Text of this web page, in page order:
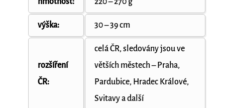
výška: 30 – 39 cm
rozšíření
ČR:
celá ČR, sledovány jsou ve
větších městech – Praha,
Pardubice, Hradec Králové,
Svitavy a další